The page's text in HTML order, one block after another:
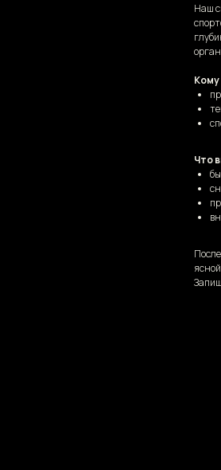
Наш
Что